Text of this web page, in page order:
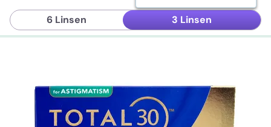
6 Linsen 3 Linsen